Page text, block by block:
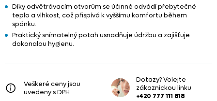
Díky odvětrávacím otvorům se účinně odvádí přebytečné
teplo a vlhkost, což přispívá k vyššímu komfortu během
spánku.
Praktický snímatelný potah usnadňuje údržbu a zajišťuje
dokonalou hygienu.
Veškeré ceny jsou
uvedeny s DPH
Dotazy? Volejte
zákaznickou linku
+420 777 111 818